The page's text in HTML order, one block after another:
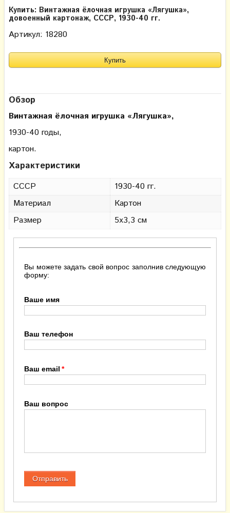
Купить: Винтажная ёлочная игрушка «Лягушка»,
довоенный картонаж, СССР, 1930-40 гг.
Артикул: 18280
Обзор
Винтажная ёлочная игрушка «Лягушка»,
1930-40 годы,
картон.
Характеристики
СССР
1930-40 гг.
Материал
Картон
Размер
5х3,3 см
Вы можете задать свой вопрос заполнив следующую
форму:
Ваше имя
Ваш телефон
Ваш email
Ваш вопрос